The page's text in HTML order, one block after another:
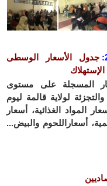
جدول الأسعار الوسطى
المسجلة على مستوى
لولاية قالمة ليوم
10/20: أسعار المواد الغذائية، أسعار
أسعاراللحوم والبيض...